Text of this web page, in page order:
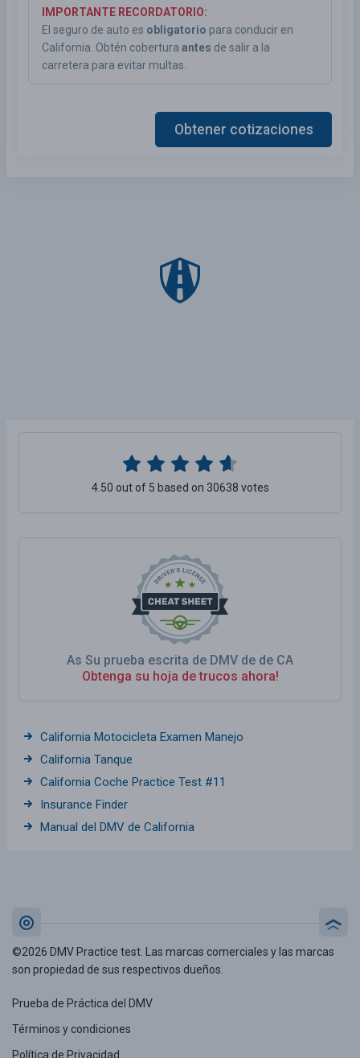
As Su prueba escrita de DMV de de CA
Obtenga su hoja de trucos ahora!
4.50 out of 5 based on 30638 votes
California Motocicleta Examen Manejo
California Tanque
California Coche Practice Test #11
Insurance Finder
Manual del DMV de California
IMPORTANTE RECORDATORIO:
El seguro de auto es obligatorio para conducir en
California. Obtén cobertura antes de salir a la
carretera para evitar multas.
Obtener cotizaciones
©2026 DMV Practice test. Las marcas comerciales y las marcas
son propiedad de sus respectivos dueños.
Prueba de Práctica del DMV
Términos y condiciones
Política de Privacidad